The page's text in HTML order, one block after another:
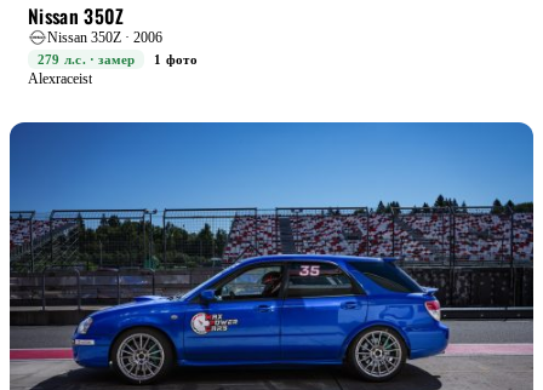
Nissan 350Z
Nissan 350Z · 2006
279 л.с. · замер
1 фото
Alexraceist